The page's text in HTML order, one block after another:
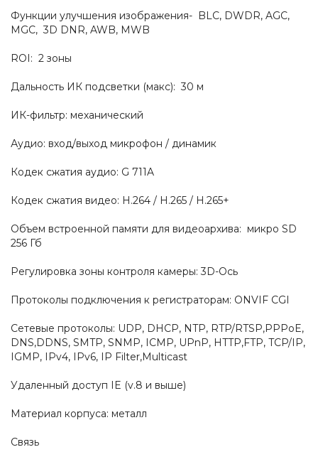
Функции улучшения изображения- BLC, DWDR, AGC,
MGC, 3D DNR, AWB, MWB
ROI: 2 зоны
Дальность ИК подсветки (макс): 30 м
ИК-фильтр: механический
Аудио: вход/выход микрофон / динамик
Кодек сжатия аудио: G 711A
Кодек сжатия видео: H.264 / H.265 / H.265+
Объем встроенной памяти для видеоархива: микро SD
256 Гб
Регулировка зоны контроля камеры: 3D-Ось
Протоколы подключения к регистраторам: ONVIF CGI
Сетевые протоколы: UDP, DHCP, NTP, RTP/RTSP,PPPoE,
DNS,DDNS, SMTP, SNMP, ICMP, UPnP, HTTP,FTP, TCP/IP,
IGMP, IPv4, IPv6, IP Filter,Multicast
Удаленный доступ IE (v.8 и выше)
Материал корпуса: металл
Связь